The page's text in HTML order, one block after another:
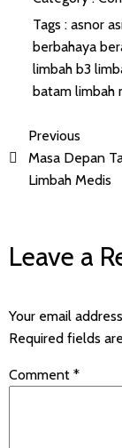
Tags : asnor
berbahaya
limbah b3
batam limbah
Previous
Masa Depan
Limbah Medis
Leave a
Your email
Required fields
Comment *